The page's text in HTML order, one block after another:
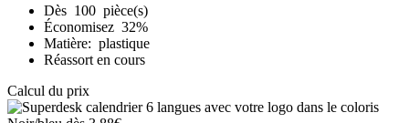
Dès 100 pièce(s)
Économisez 32%
Matière: plastique
Réassort en cours
Calcul du prix